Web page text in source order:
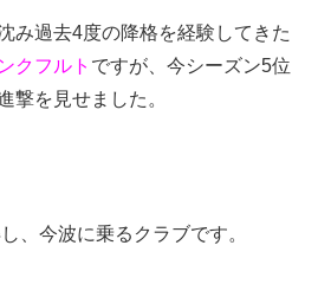
み過去4度の降格を経験してきた
クフルト ですが、今シーズン5位
撃を見せました。
、今波に乗るクラブです。